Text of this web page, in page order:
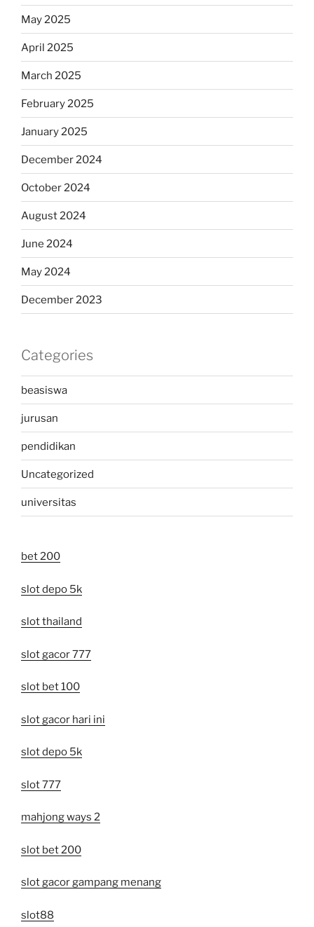
May 2025
April 2025
March 2025
February 2025
January 2025
December 2024
October 2024
August 2024
June 2024
May 2024
December 2023
Categories
beasiswa
jurusan
pendidikan
Uncategorized
universitas
bet 200
slot depo 5k
slot thailand
slot gacor 777
slot bet 100
slot gacor hari ini
slot depo 5k
slot 777
mahjong ways 2
slot bet 200
slot gacor gampang menang
slot88